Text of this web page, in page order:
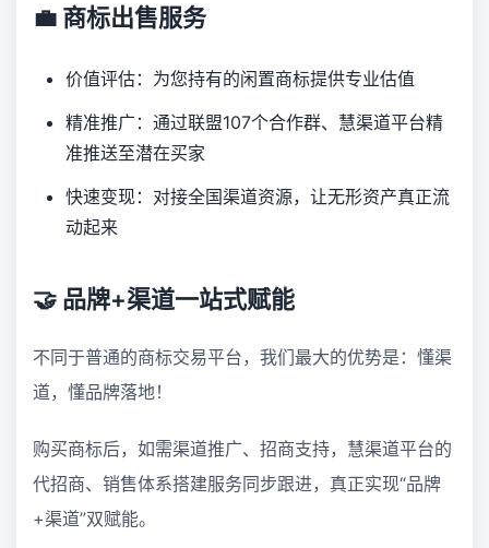
💼 商标出售服务
价值评估：为您持有的闲置商标提供专业估值
精准推广：通过联盟107个合作群、慧渠道平台精
准推送至潜在买家
快速变现：对接全国渠道资源，让无形资产真正流
动起来
🤝 品牌+渠道一站式赋能
不同于普通的商标交易平台，我们最大的优势是：懂渠
道，懂品牌落地！
购买商标后，如需渠道推广、招商支持，慧渠道平台的
代招商、销售体系搭建服务同步跟进，真正实现“品牌
+渠道”双赋能。